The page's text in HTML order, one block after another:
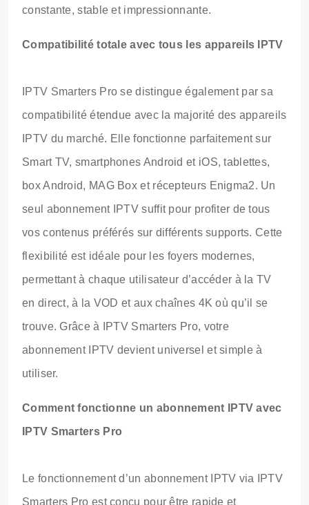
constante, stable et impressionnante.
Compatibilité totale avec tous les appareils IPTV
IPTV Smarters Pro se distingue également par sa
compatibilité étendue avec la majorité des appareils
IPTV du marché. Elle fonctionne parfaitement sur
Smart TV, smartphones Android et iOS, tablettes,
box Android, MAG Box et récepteurs Enigma2. Un
seul abonnement IPTV suffit pour profiter de tous
vos contenus préférés sur différents supports. Cette
flexibilité est idéale pour les foyers modernes,
permettant à chaque utilisateur d’accéder à la TV
en direct, à la VOD et aux chaînes 4K où qu’il se
trouve. Grâce à IPTV Smarters Pro, votre
abonnement IPTV devient universel et simple à
utiliser.
Comment fonctionne un abonnement IPTV avec
IPTV Smarters Pro
Le fonctionnement d’un abonnement IPTV via IPTV
Smarters Pro est conçu pour être rapide et